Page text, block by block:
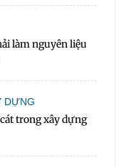
làm nguyên liệu
DỰNG
trong xây dựng